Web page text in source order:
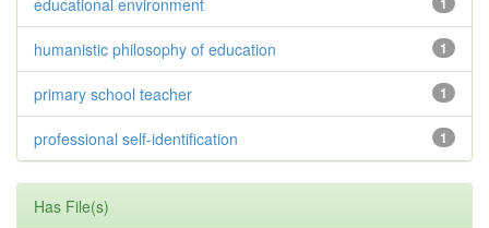
educational environment
1
humanistic philosophy of education
1
primary school teacher
1
professional self-identification
Has File(s)